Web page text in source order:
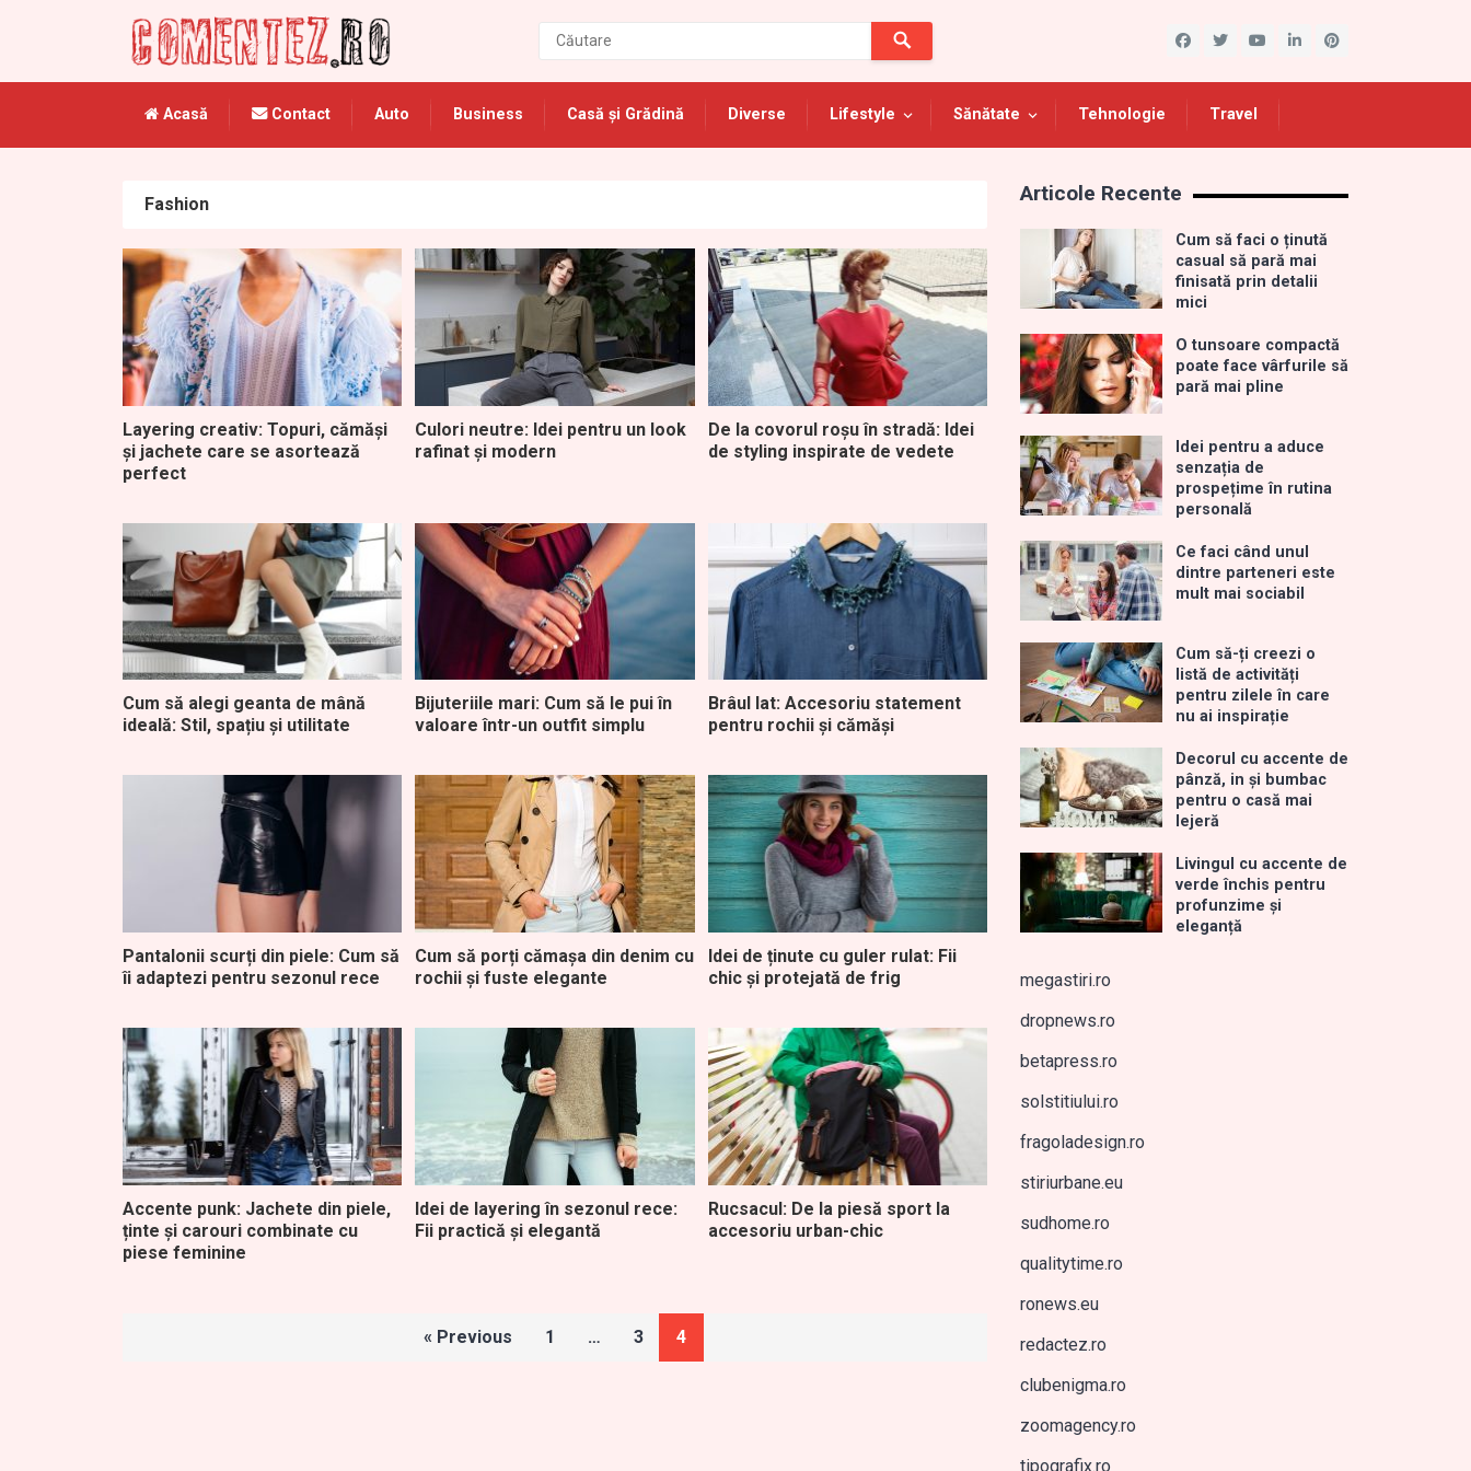
Acasă Contact Auto Business Casă și Grădină Diverse Lifestyle Sănătate Tehnologie Travel
Fashion
Layering creativ: Topuri, cămăși
și jachete care se asortează
perfect
Culori neutre: Idei pentru un look
rafinat și modern
De la covorul roșu în stradă: Idei
de styling inspirate de vedete
Cum să alegi geanta de mână
ideală: Stil, spațiu și utilitate
Bijuteriile mari: Cum să le pui în
valoare într-un outfit simplu
Brâul lat: Accesoriu statement
pentru rochii și cămăși
Pantalonii scurți din piele: Cum să
îi adaptezi pentru sezonul rece
Cum să porți cămașa din denim cu
rochii și fuste elegante
Idei de ținute cu guler rulat: Fii
chic și protejată de frig
Accente punk: Jachete din piele,
ținte și carouri combinate cu
piese feminine
Idei de layering în sezonul rece:
Fii practică și elegantă
Rucsacul: De la piesă sport la
accesoriu urban-chic
« Previous 1 … 3 4
Articole Recente
Cum să faci o ținută
casual să pară mai
finisată prin detalii
mici
O tunsoare compactă
poate face vârfurile să
pară mai pline
Idei pentru a aduce
senzația de
prospețime în rutina
personală
Ce faci când unul
dintre parteneri este
mult mai sociabil
Cum să-ți creezi o
listă de activități
pentru zilele în care
nu ai inspirație
Decorul cu accente de
pânză, in și bumbac
pentru o casă mai
lejeră
Livingul cu accente de
verde închis pentru
profunzime și
eleganță
megastiri.ro
dropnews.ro
betapress.ro
solstitiului.ro
fragoladesign.ro
stiriurbane.eu
sudhome.ro
qualitytime.ro
ronews.eu
redactez.ro
clubenigma.ro
zoomagency.ro
tipografix.ro